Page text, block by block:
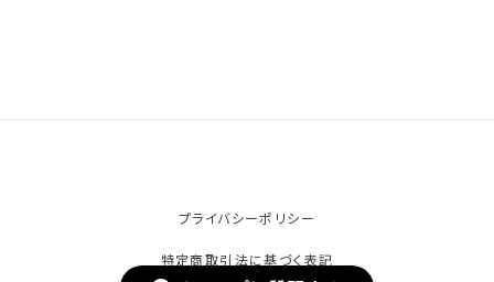
プライバシーポリシー
特定商取引法に基づく表記